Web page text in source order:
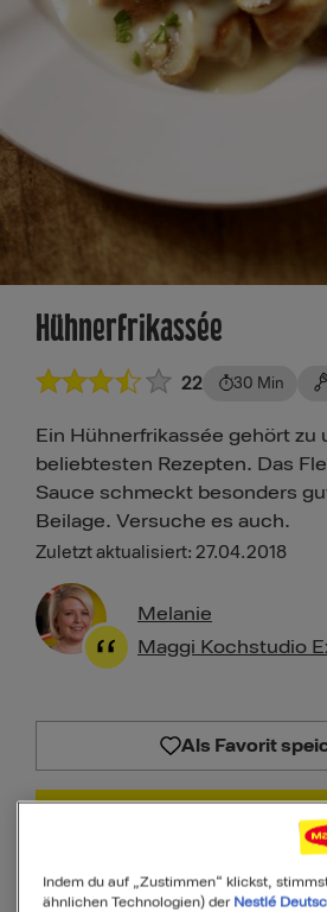
Hühnerfrikassée
22 30 Min
Ein Hühnerfrikassée gehört zu
beliebtesten Rezepten. Das
Sauce schmeckt besonders
Beilage. Versuche es auch.
Zuletzt aktualisiert: 27.04.2018
Melanie
Maggi Kochstudio
Als Favorit
Indem du auf „Zustimmen“ klickst,
ähnlichen Technologien) der Nestlé